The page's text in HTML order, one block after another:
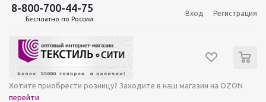
8-800-700-44-75
Бесплатно по России
Вход Регистрация
Хотите приобрести розницу? Заходите в наш магазин на OZON
перейти